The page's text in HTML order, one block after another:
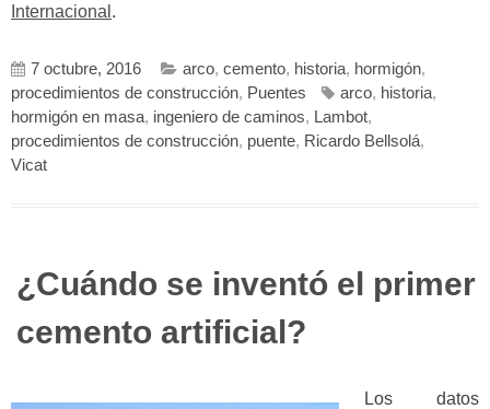
Internacional .
7 octubre, 2016 arco, cemento, historia, hormigón,
procedimientos de construcción, Puentes arco, historia,
hormigón en masa, ingeniero de caminos, Lambot,
procedimientos de construcción, puente, Ricardo Bellsolá,
Vicat
¿Cuándo se inventó el primer
cemento artificial?
Los datos